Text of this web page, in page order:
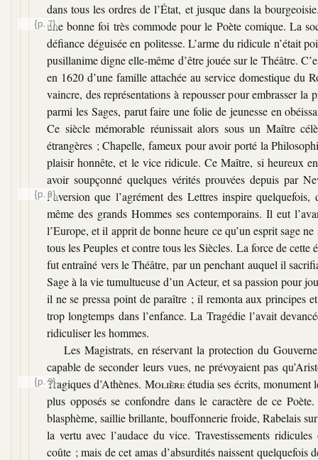
dans tous les ordres de l’État, et jusque dans la
une bonne foi très commode pour
{p. 7}
le Poète comique. La
défiance déguisée en politesse. L’arme du ridicule n’était
pusillanime digne elle-même d’être jouée sur le Théâtre.
en 1620 d’une famille attachée au service domestique du
vaincre, des représentations à repousser pour embrasser
parmi les Sages, parut faire une folie de jeunesse en
Ce siècle mémorable réunissait alors sous un Maître
étrangères ; Chapelle, fameux pour avoir porté la
plaisir honnête, et le vice ridicule. Ce Maître, si heureux
avoir soupçonné quelques vérités prouvées depuis par
l’aversion que l’agrément des Lettres inspire quelquefois,
{p. 8}
même des grands Hommes ses contemporains. Il eut
l’Europe, et il apprit de bonne heure ce qu’un esprit sage
tous les Peuples et contre tous les Siècles. La force de
fut entraîné vers le Théâtre, par un penchant auquel il
Sage à la vie tumultueuse d’un Acteur, et sa passion pour
il ne se pressa point de paraître ; il remonta aux principes
trop longtemps dans l’enfance. La Tragédie l’avait
ridiculiser les hommes.
Les Magistrats, en réservant la protection du
capable de seconder leurs vues, ne prévoyaient pas
Tragiques d’Athènes. Molière
{p. 9}
étudia ses écrits,
plus opposés se confondre dans le caractère de ce
blasphème, saillie brillante, bouffonnerie froide, Rabelais
la vertu avec l’audace du vice. Travestissements
coûte ; mais de cet amas d’absurdités naissent quelquefois